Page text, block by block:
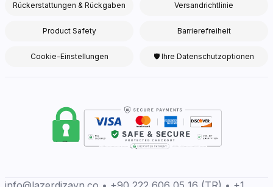
Rückerstattungen & Rückgaben Versandrichtlinie
Product Safety Barrierefreiheit
Cookie-Einstellungen 🛡 Ihre Datenschutzoptionen